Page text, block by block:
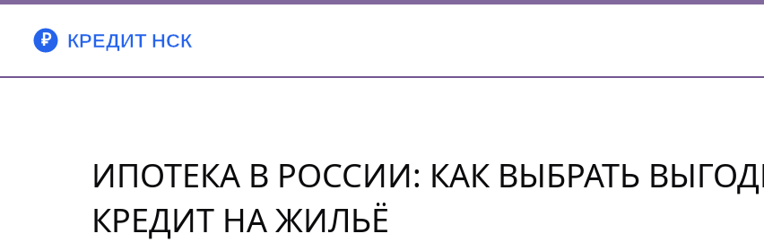
ИПОТЕКА В РОССИИ: КАК ВЫБРАТЬ
КРЕДИТ НА ЖИЛЬЁ